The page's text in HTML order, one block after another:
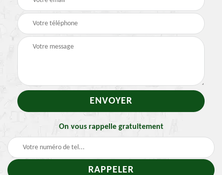
On vous rappelle gratuitement